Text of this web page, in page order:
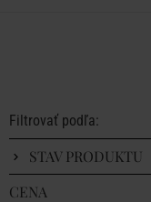
Filtrovať podľa:
STAV PRODUKTU
CENA